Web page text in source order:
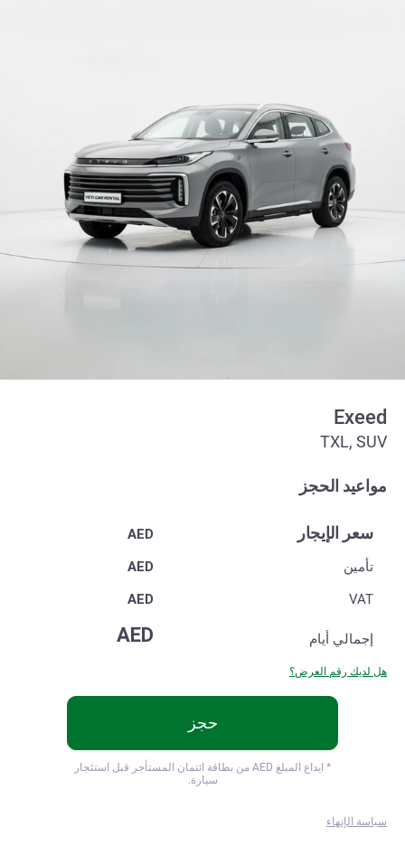
Exeed
TXL, SUV
مواعيد الحجز
سعر الإيجار
AED
تأمين
AED
VAT
AED
إجمالي أيام AED
هل لديك رقم العرض؟
سياسة الإنهاء
حجز
* ايداع المبلغ
AED من بطاقة ائتمان المستأجر قبل استئجار
سيارة.